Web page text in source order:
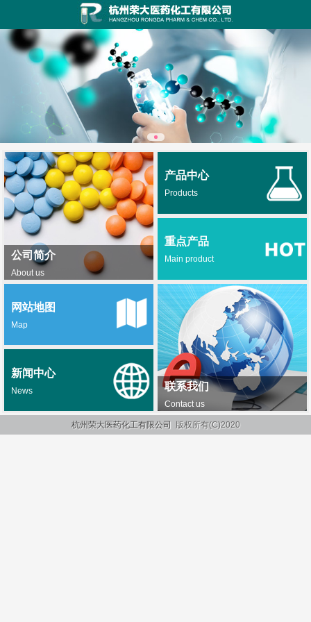
公司简介
About us
产品中心
Products
重点产品
Main product
联系我们
Contact us
网站地图
Map
新闻中心
News
杭州荣大医药化工有限公司 版权所有(C)2020